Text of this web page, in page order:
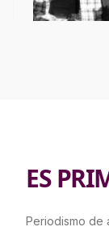
ES
Periodismo de